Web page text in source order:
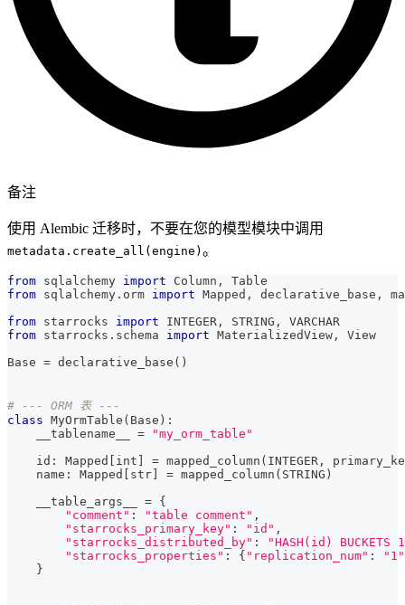
备注
使用 Alembic 迁移时，不要在您的模型模块中调用
metadata.create_all(engine) 。
from sqlalchemy import Column ,
Table
from sqlalchemy . orm import Mapped , declarative_base ,
from starrocks import INTEGER , STRING ,
VARCHAR
from starrocks . schema import MaterializedView ,
View
Base = declarative_base ( )
# --- ORM 表 ---
class MyOrmTable ( Base ) :
    __tablename__
=
"my_orm_table"
id : Mapped int = mapped_column ( INTEGER ,
    name
: Mapped str = mapped_column ( STRING )
    __table_args__
= {
"comment" : "table comment" ,
"starrocks_primary_key" : "id" ,
"starrocks_distributed_by" :
"HASH(id) BUCKETS
"starrocks_properties" : { "replication_num" :
"1"
}